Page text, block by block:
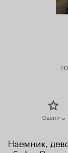
Оценить
Наемник,